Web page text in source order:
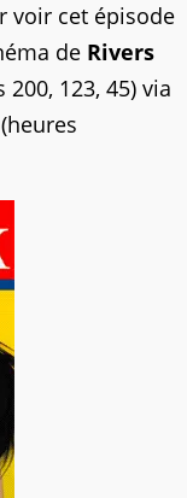
voir cet épisode
de Rivers
123, 45) via